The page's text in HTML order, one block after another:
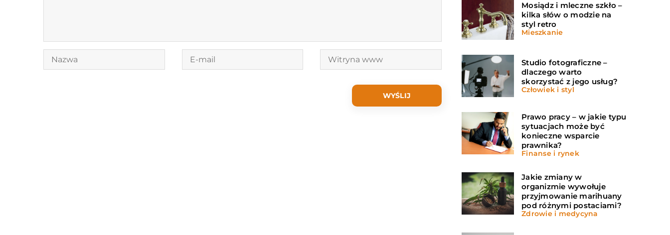
Mosiądz i mleczne szkło –
kilka słów o modzie na
styl retro
Mieszkanie
Studio fotograficzne –
dlaczego warto
skorzystać z jego usług?
Człowiek i styl
Prawo pracy – w jakie typu
sytuacjach może być
konieczne wsparcie
prawnika?
Finanse i rynek
Jakie zmiany w
organizmie wywołuje
przyjmowanie marihuany
pod różnymi postaciami?
Zdrowie i medycyna